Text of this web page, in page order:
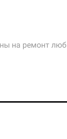
на ремонт